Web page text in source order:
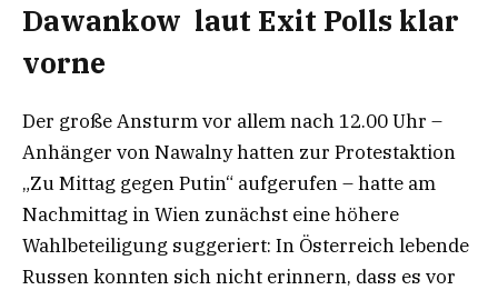
Dawankow laut Exit Polls klar
vorne
Der große Ansturm vor allem nach 12.00 Uhr –
Anhänger von Nawalny hatten zur Protestaktion
„Zu Mittag gegen Putin“ aufgerufen – hatte am
Nachmittag in Wien zunächst eine höhere
Wahlbeteiligung suggeriert: In Österreich lebende
Russen konnten sich nicht erinnern, dass es vor